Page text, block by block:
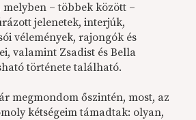
– többek között –
jelenetek, interjúk,
vélemények, rajongók és
valamint Zsadist és Bella
története található.
megmondom őszintén, most, az
kétségeim támadtak: olyan,